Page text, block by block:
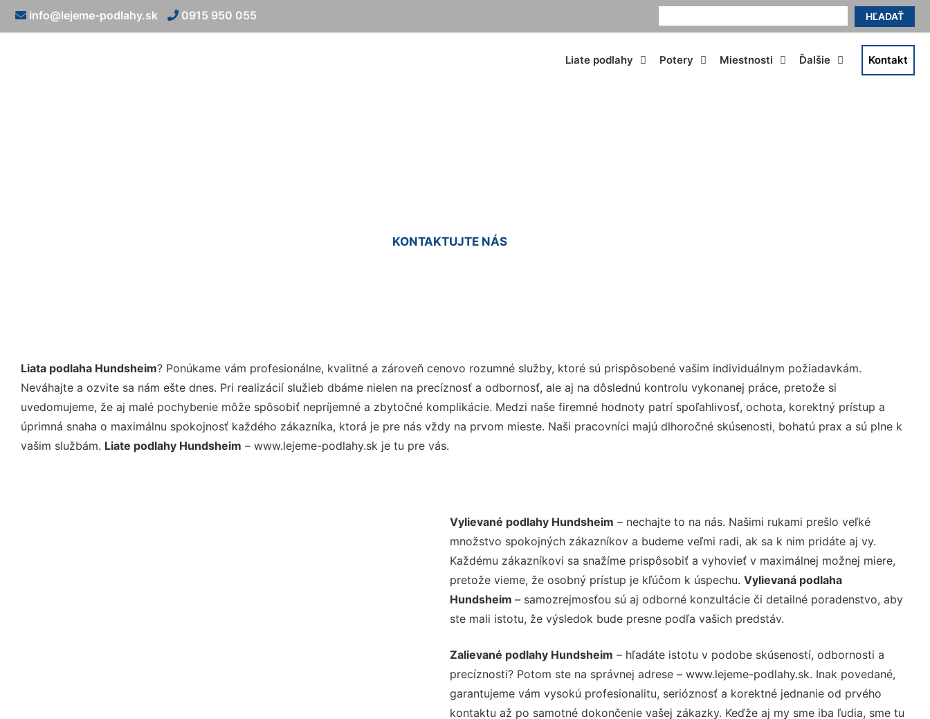
HĽADAŤ
info@lejeme-podlahy.sk 0915 950 055
Liate podlahy Potery Miestnosti Ďalšie Kontakt
KONTAKTUJTE NÁS
Liata podlaha Hundsheim? Ponúkame vám profesionálne, kvalitné a zároveň cenovo rozumné služby, ktoré sú prispôsobené vašim individuálnym požiadavkám.
Neváhajte a ozvite sa nám ešte dnes. Pri realizácií služieb dbáme nielen na precíznosť a odbornosť, ale aj na dôslednú kontrolu vykonanej práce, pretože si
uvedomujeme, že aj malé pochybenie môže spôsobiť nepríjemné a zbytočné komplikácie. Medzi naše firemné hodnoty patrí spoľahlivosť, ochota, korektný prístup a
úprimná snaha o maximálnu spokojnosť každého zákazníka, ktorá je pre nás vždy na prvom mieste. Naši pracovníci majú dlhoročné skúsenosti, bohatú prax a sú plne k
vašim službám. Liate podlahy Hundsheim – www.lejeme-podlahy.sk je tu pre vás.
Vylievané podlahy Hundsheim – nechajte to na nás. Našimi rukami prešlo veľké
množstvo spokojných zákazníkov a budeme veľmi radi, ak sa k nim pridáte aj vy.
Každému zákazníkovi sa snažíme prispôsobiť a vyhovieť v maximálnej možnej miere,
pretože vieme, že osobný prístup je kľúčom k úspechu. Vylievaná podlaha
Hundsheim – samozrejmosťou sú aj odborné konzultácie či detailné poradenstvo, aby
ste mali istotu, že výsledok bude presne podľa vašich predstáv.
Zalievané podlahy Hundsheim – hľadáte istotu v podobe skúseností, odbornosti a
precíznosti? Potom ste na správnej adrese – www.lejeme-podlahy.sk. Inak povedané,
garantujeme vám vysokú profesionalitu, serióznosť a korektné jednanie od prvého
kontaktu až po samotné dokončenie vašej zákazky. Keďže aj my sme iba ľudia, sme tu